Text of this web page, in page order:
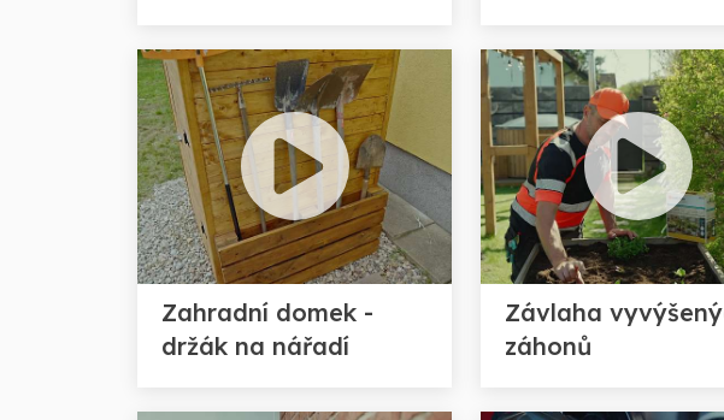
Zahradní domek -
držák na nářadí
Závlaha
záhonů